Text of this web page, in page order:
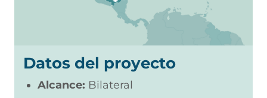
Datos del proyecto
Alcance: Bilateral